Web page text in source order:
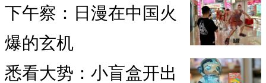
下午察：日漫在中国火
爆的玄机
悉看大势：小盲盒开出